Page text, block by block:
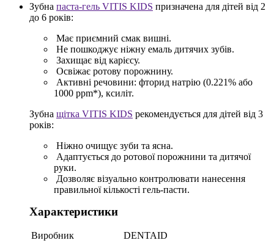
Зубна паста-гель VITIS KIDS призначена для дітей від 2
до 6 років:
Має приємний смак вишні.
Не пошкоджує ніжну емаль дитячих зубів.
Захищає від карієсу.
Освіжає ротову порожнину.
Активні речовини: фторид натрію (0.221% або
1000 ppm*), ксиліт.
Зубна щітка VITIS KIDS рекомендується для дітей від 3
років:
Ніжно очищує зуби та ясна.
Адаптується до ротової порожнини та дитячої
руки.
Дозволяє візуально контролювати нанесення
правильної кількості гель-пасти.
Характеристики
Виробник DENTAID